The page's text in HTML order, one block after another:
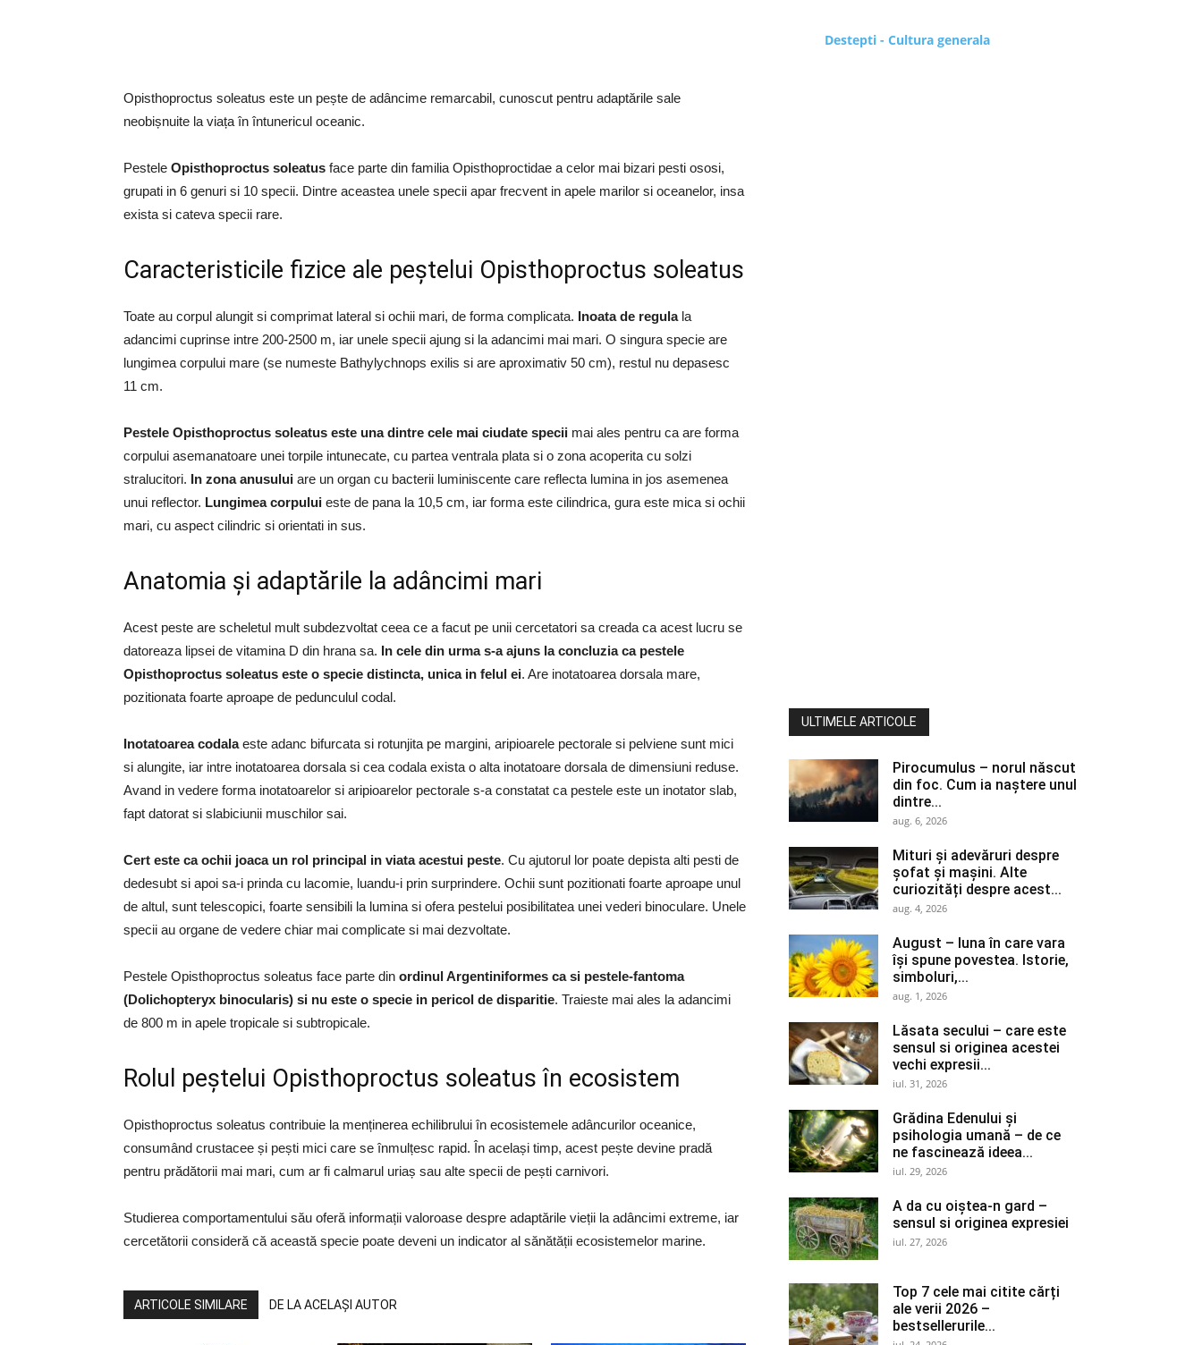
Opisthoproctus soleatus este un pește de adâncime remarcabil, cunoscut pentru adaptările sale
neobișnuite la viața în întunericul oceanic.
Pestele Opisthoproctus soleatus face parte din familia Opisthoproctidae a celor mai bizari pesti ososi,
grupati in 6 genuri si 10 specii. Dintre aceastea unele specii apar frecvent in apele marilor si oceanelor, insa
exista si cateva specii rare.
Caracteristicile fizice ale peștelui Opisthoproctus soleatus
Toate au corpul alungit si comprimat lateral si ochii mari, de forma complicata. Inoata de regulala
adancimi cuprinse intre 200-2500 m, iar unele specii ajung si la adancimi mai mari. O singura specie are
lungimea corpului mare (se numeste Bathylychnops exilis si are aproximativ 50 cm), restul nu depasesc
11 cm.
Pestele Opisthoproctus soleatus este una dintre cele mai ciudate specii mai ales pentru ca are forma
corpului asemanatoare unei torpile intunecate, cu partea ventrala plata si o zona acoperita cu solzi
stralucitori. In zona anusului are un organ cu bacterii luminiscente care reflecta lumina in jos asemenea
unui reflector. Lungimea corpului este de pana la 10,5 cm, iar forma este cilindrica, gura este mica si ochii
mari, cu aspect cilindric si orientati in sus.
Anatomia și adaptările la adâncimi mari
Acest peste are scheletul mult subdezvoltat ceea ce a facut pe unii cercetatori sa creada ca acest lucru se
datoreaza lipsei de vitamina D din hrana sa. In cele din urma s-a ajuns la concluzia ca pestele
Opisthoproctus soleatus este o specie distincta, unica in felul ei. Are inotatoarea dorsala mare,
pozitionata foarte aproape de pedunculul codal.
Inotatoarea codalaeste adanc bifurcata si rotunjita pe margini, aripioarele pectorale si pelviene sunt mici
si alungite, iar intre inotatoarea dorsala si cea codala exista o alta inotatoare dorsala de dimensiuni reduse.
Avand in vedere forma inotatoarelor si aripioarelor pectorale s-a constatat ca pestele este un inotator slab,
fapt datorat si slabiciunii muschilor sai.
Cert este ca ochii joaca un rol principal in viata acestui peste. Cu ajutorul lor poate depista alti pesti de
dedesubt si apoi sa-i prinda cu lacomie, luandu-i prin surprindere. Ochii sunt pozitionati foarte aproape unul
de altul, sunt telescopici, foarte sensibili la lumina si ofera pestelui posibilitatea unei vederi binoculare. Unele
specii au organe de vedere chiar mai complicate si mai dezvoltate.
Pestele Opisthoproctus soleatus face parte din ordinul Argentiniformes ca si pestele-fantoma
(Dolichopteryx binocularis) si nu este o specie in pericol de disparitie. Traieste mai ales la adancimi
de 800 m in apele tropicale si subtropicale.
Rolul peștelui Opisthoproctus soleatus în ecosistem
Opisthoproctus soleatus contribuie la menținerea echilibrului în ecosistemele adâncurilor oceanice,
consumând crustacee și pești mici care se înmulțesc rapid. În același timp, acest pește devine pradă
pentru prădătorii mai mari, cum ar fi calmarul uriaș sau alte specii de pești carnivori.
Studierea comportamentului său oferă informații valoroase despre adaptările vieții la adâncimi extreme, iar
cercetătorii consideră că această specie poate deveni un indicator al sănătății ecosistemelor marine.
ARTICOLE SIMILARE DE LA ACELAȘI AUTOR
Destepti - Cultura generala
ULTIMELE ARTICOLE
Pirocumulus – norul născut
din foc. Cum ia naștere unul
dintre...
aug. 6, 2026
Mituri și adevăruri despre
șofat și mașini. Alte
curiozități despre acest...
aug. 4, 2026
August – luna în care vara
își spune povestea. Istorie,
simboluri,...
aug. 1, 2026
Lăsata secului – care este
sensul si originea acestei
vechi expresii...
iul. 31, 2026
Grădina Edenului și
psihologia umană – de ce
ne fascinează ideea...
iul. 29, 2026
A da cu oiștea-n gard –
sensul si originea expresiei
iul. 27, 2026
Top 7 cele mai citite cărți
ale verii 2026 –
bestsellerurile...